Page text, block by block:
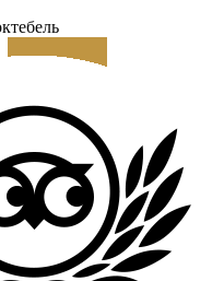
на море?